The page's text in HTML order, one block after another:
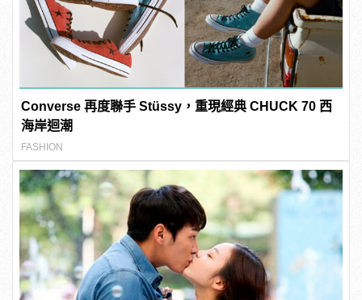
Converse 再度聯手 Stüssy，重現經典 CHUCK 70 西
海岸迴潮
FASHION